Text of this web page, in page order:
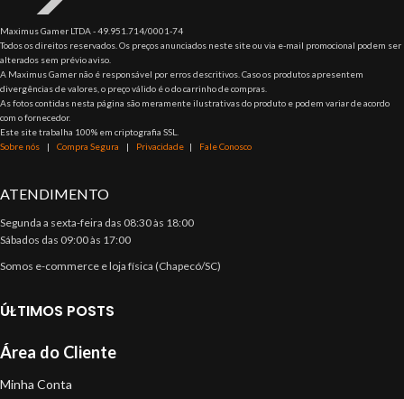
Maximus Gamer LTDA - 49.951.714/0001-74
Todos os direitos reservados. Os preços anunciados neste site ou via e-mail promocional podem ser
alterados sem prévio aviso.
A Maximus Gamer não é responsável por erros descritivos. Caso os produtos apresentem
divergências de valores, o preço válido é o do carrinho de compras.
As fotos contidas nesta página são meramente ilustrativas do produto e podem variar de acordo
com o fornecedor.
Este site trabalha 100% em criptografia SSL.
Sobre nós | Compra Segura | Privacidade | Fale Conosco
ATENDIMENTO
Segunda a sexta-feira das 08:30 às 18:00
Sábados das 09:00 às 17:00
Somos e-commerce e loja física (Chapecó/SC)
ÚLTIMOS POSTS
Área do Cliente
Minha Conta